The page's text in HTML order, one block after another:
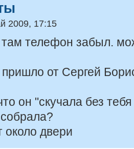
2009, 17:15
телефон забыл.
от Сергей
он "скучала без
двери